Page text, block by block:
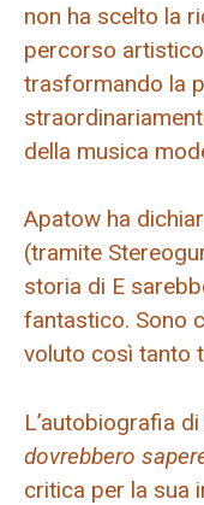
non ha scelto la
percorso
trasformando la
della musica
Apatow ha
(tramite
storia di E
fantastico. Sono
voluto così tanto
L’autobiografia
dovrebbero
critica per la sua